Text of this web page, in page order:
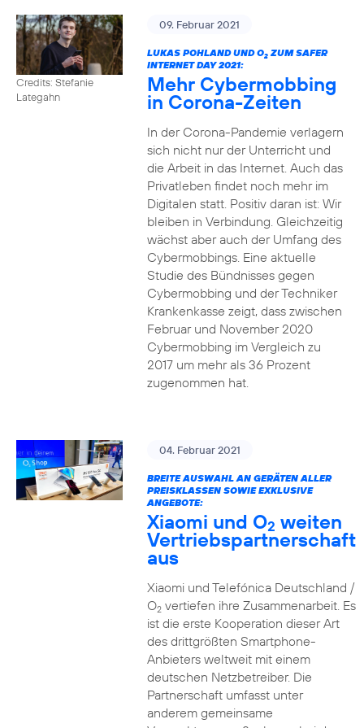
Credits: Stefanie
Lategahn
09. Februar 2021
LUKAS POHLAND UND O2ZUM SAFER
INTERNET DAY 2021:
Mehr Cybermobbing
in Corona-Zeiten
In der Corona-Pandemie verlagern
sich nicht nur der Unterricht und
die Arbeit in das Internet. Auch das
Privatleben findet noch mehr im
Digitalen statt. Positiv daran ist: Wir
bleiben in Verbindung. Gleichzeitig
wächst aber auch der Umfang des
Cybermobbings. Eine aktuelle
Studie des Bündnisses gegen
Cybermobbing und der Techniker
Krankenkasse zeigt, dass zwischen
Februar und November 2020
Cybermobbing im Vergleich zu
2017 um mehr als 36 Prozent
zugenommen hat.
04. Februar 2021
BREITE AUSWAHL AN GERÄTEN ALLER
PREISKLASSEN SOWIE EXKLUSIVE
ANGEBOTE:
Xiaomi und O2 weiten
Vertriebspartnerschaft
aus
Xiaomi und Telefónica Deutschland /
O2vertiefen ihre Zusammenarbeit. Es
ist die erste Kooperation dieser Art
des drittgrößten Smartphone-
Anbieters weltweit mit einem
deutschen Netzbetreiber. Die
Partnerschaft umfasst unter
anderem gemeinsame